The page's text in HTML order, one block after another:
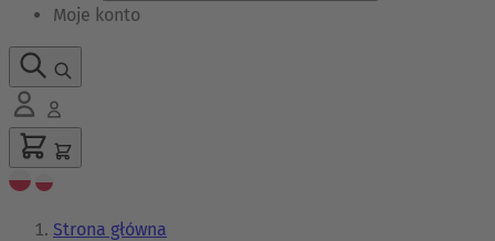
Moje konto
Strona główna